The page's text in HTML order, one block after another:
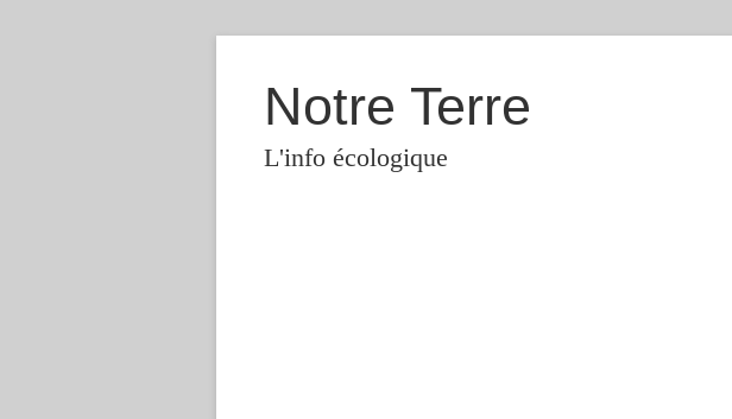
Notre Terre
L'info écologique